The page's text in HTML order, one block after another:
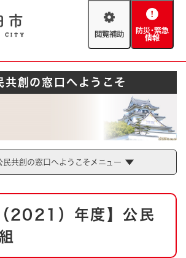
閲
助
防
緊
情
報
とじる
急情報 救急・消防
AED設置箇所
とじる
共創の窓口へようこそ
民共創の窓口へようこそメニュー
2021）年度】公民